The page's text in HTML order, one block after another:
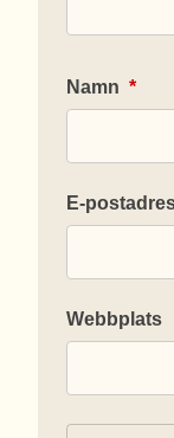
Namn *
E-
Webbplats